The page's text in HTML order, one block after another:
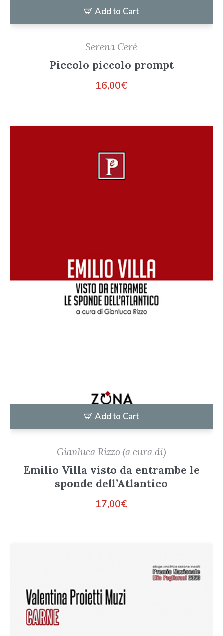
Add to Cart
Serena Cerè
Piccolo piccolo prompt
16,00€
Add to Cart
Gianluca Rizzo (a cura di)
Emilio Villa visto da entrambe le
sponde dell’Atlantico
17,00€